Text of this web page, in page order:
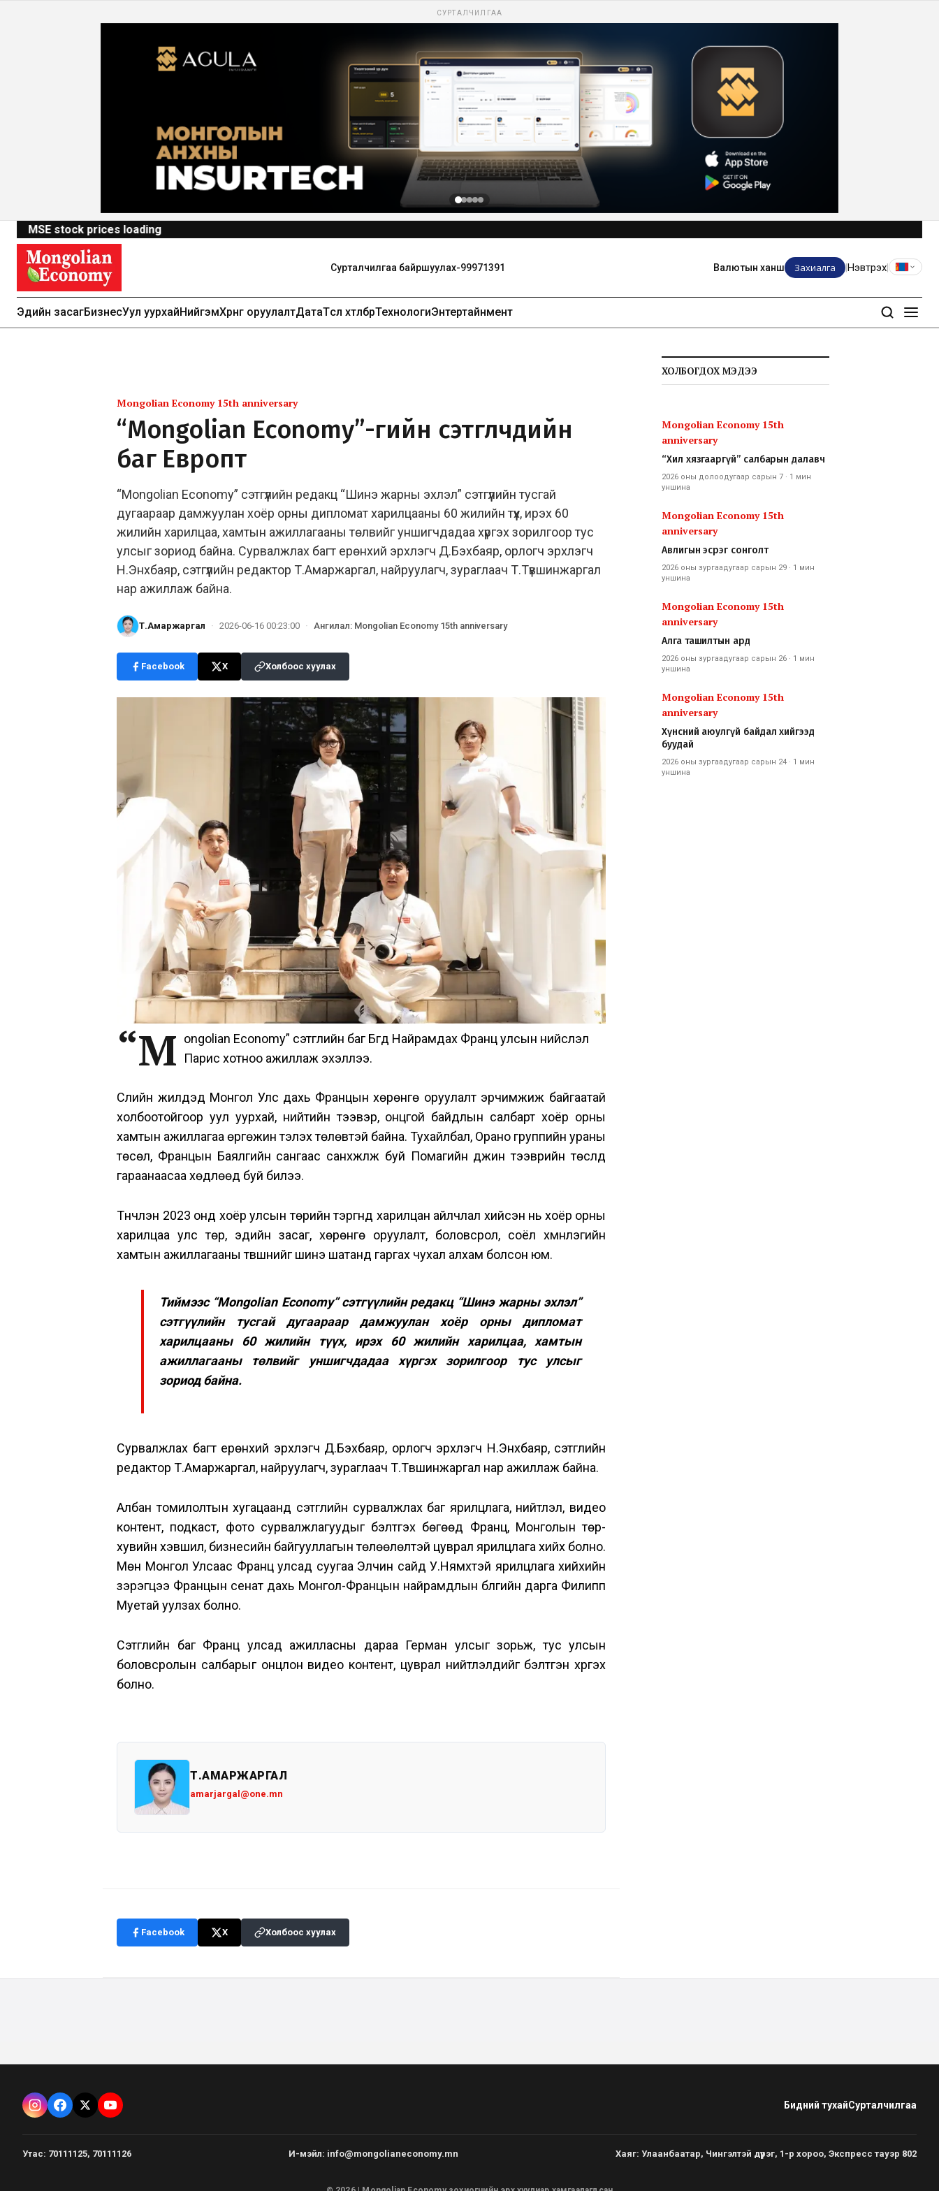
СУРТАЛЧИЛГАА
MSE stock prices loading
Валютын ханш Захиалга Нэвтрэх
Эдийн засагБизнесУул уурхайНийгэмХөрөнгө оруулалтДатаТөсөл хөтөлбөрТехнологиЭнтертайнмент
Mongolian Economy 15th anniversary
“Mongolian Economy”-гийн сэтгүүлчдийн
баг Европт
“Mongolian Economy” сэтгүүлийн редакц “Шинэ жарны эхлэл” сэтгүүлийн тусгай
дугаараар дамжуулан хоёр орны дипломат харилцааны 60 жилийн түүх, ирэх 60
жилийн харилцаа, хамтын ажиллагааны төлвийг уншигчдадаа хүргэх зорилгоор тус
улсыг зориод байна. Сурвалжлах багт ерөнхий эрхлэгч Д.Бэхбаяр, орлогч эрхлэгч
Н.Энхбаяр, сэтгүүлийн редактор Т.Амаржаргал, найруулагч, зураглаач Т.Түвшинжаргал
нар ажиллаж байна.
Т.Амаржаргал · 2026-06-16 00:23:00 · Ангилал: Mongolian Economy 15th anniversary
Facebook X Холбоос хуулах
“M ongolian Economy” сэтгүүлийн баг Бүгд Найрамдах Франц улсын нийслэл
Парис хотноо ажиллаж эхэллээ.
Сүүлийн жилүүдэд Монгол Улс дахь Францын хөрөнгө оруулалт эрчимжиж байгаатай
холбоотойгоор уул уурхай, нийтийн тээвэр, онцгой байдлын салбарт хоёр орны
хамтын ажиллагаа өргөжин тэлэх төлөвтэй байна. Тухайлбал, Орано группийн ураны
төсөл, Францын Баялгийн сангаас санхүүжүүлж буй Помагийн дүүжин тээврийн төслүүд
гараанаасаа хөдлөөд буй билээ.
Түүнчлэн 2023 онд хоёр улсын төрийн тэргүүнүүд харилцан айлчлал хийсэн нь хоёр орны
харилцаа улс төр, эдийн засаг, хөрөнгө оруулалт, боловсрол, соёл хүмүүнлэгийн
хамтын ажиллагааны түвшнийг шинэ шатанд гаргах чухал алхам болсон юм.
Тиймээс “Mongolian Economy” сэтгүүлийн редакц “Шинэ жарны эхлэл”
сэтгүүлийн тусгай дугаараар дамжуулан хоёр орны дипломат
харилцааны 60 жилийн түүх, ирэх 60 жилийн харилцаа, хамтын
ажиллагааны төлвийг уншигчдадаа хүргэх зорилгоор тус улсыг
зориод байна.
Сурвалжлах багт ерөнхий эрхлэгч Д.Бэхбаяр, орлогч эрхлэгч Н.Энхбаяр, сэтгүүлийн
редактор Т.Амаржаргал, найруулагч, зураглаач Т.Түвшинжаргал нар ажиллаж байна.
Албан томилолтын хугацаанд сэтгүүлийн сурвалжлах баг ярилцлага, нийтлэл, видео
контент, подкаст, фото сурвалжлагуудыг бэлтгэх бөгөөд Франц, Монголын төр-
хувийн хэвшил, бизнесийн байгууллагын төлөөлөлтэй цуврал ярилцлага хийх болно.
Мөн Монгол Улсаас Франц улсад суугаа Элчин сайд У.Нямхүүтэй ярилцлага хийхийн
зэрэгцээ Францын сенат дахь Монгол-Францын найрамдлын бүлгийн дарга Филипп
Муетай уулзах болно.
Сэтгүүлийн баг Франц улсад ажилласны дараа Герман улсыг зорьж, тус улсын
боловсролын салбарыг онцлон видео контент, цуврал нийтлэлүүдийг бэлтгэн хүргэх
болно.
Т.АМАРЖАРГАЛ
amarjargal@one.mn
Facebook X Холбоос хуулах
ХОЛБОГДОХ МЭДЭЭ
Mongolian Economy 15th
anniversary
“Хил хязгааргүй” салбарын далавч
2026 оны долоодугаар сарын 7 · 1 мин
уншина
Mongolian Economy 15th
anniversary
Авлигын эсрэг сонголт
2026 оны зургаадугаар сарын 29 · 1 мин
уншина
Mongolian Economy 15th
anniversary
Алга ташилтын ард
2026 оны зургаадугаар сарын 26 · 1 мин
уншина
Mongolian Economy 15th
anniversary
Хүнсний аюулгүй байдал хийгээд
буудай
2026 оны зургаадугаар сарын 24 · 1 мин
уншина
Бидний тухайСурталчилгаа
Утас: 70111125, 70111126 И-мэйл: info@mongolianeconomy.mn Хаяг: Улаанбаатар, Чингэлтэй дүүрэг, 1-р хороо, Экспресс тауэр 802